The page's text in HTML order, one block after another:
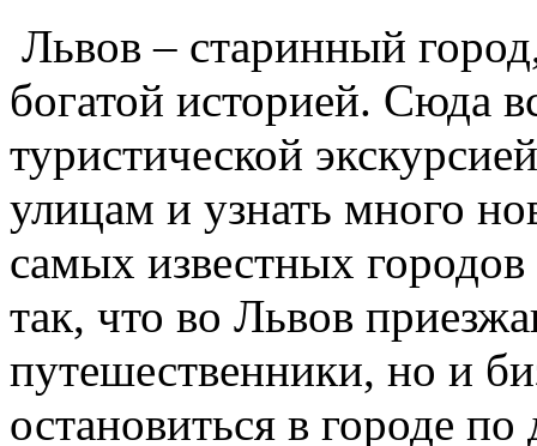
Львов – старинный
богатой историей. Сюда
туристической
улицам и узнать много
самых известных
так, что во Львов
путешественники, но и
остановиться в городе